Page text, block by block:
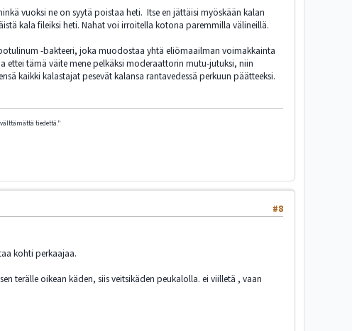
vuoksi ne on syytä poistaa heti. Itse en jättäisi myöskään kalan
kala fileiksi heti. Nahat voi irroitella kotona paremmilla välineillä.
-bakteeri, joka muodostaa yhtä eliömaailman voimakkainta
tämä väite mene pelkäksi moderaattorin mutu-jutuksi, niin
kaikki kalastajat pesevät kalansa rantavedessä perkuun päätteeksi.
tiedettä."
#8
kohti perkaajaa.
terälle oikean käden, siis veitsikäden peukalolla. ei viilletä , vaan